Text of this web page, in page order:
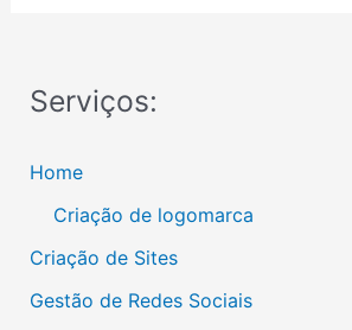
Serviços:
Home
Criação de logomarca
Criação de Sites
Gestão de Redes Sociais